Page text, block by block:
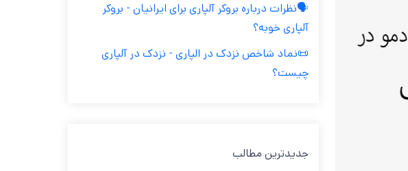
🗣️نظرات درباره بروکر آلپاری برای ایرانیان - بروکر
آلپاری خوبه؟
📜نماد شاخص نزدک در الپاری - نزدک در آلپاری
چیست؟
جدیدترین مطالب